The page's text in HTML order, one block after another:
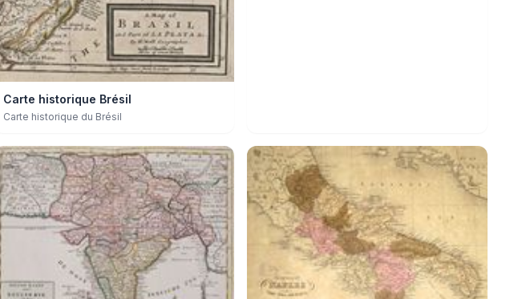
Carte historique Brésil
Carte historique du Brésil